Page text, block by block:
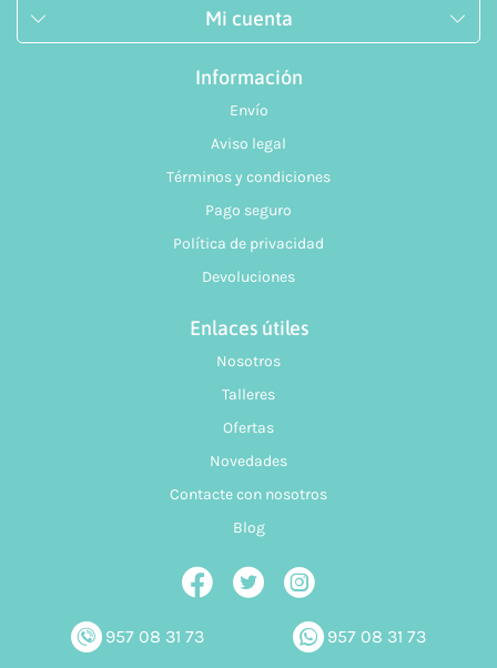
guiaremos para que puedas elegir la que mejor se adapte
En nuestra sección de agujas también podrás disponer de
juego de agujas para tejer
, que te permitirá tener a tu
alcance una gran variedad de agujas en sus diferentes
formatos, para que se adapte plenamente a tus
necesidades a la hora de confeccionar cualquiera de tus
juego de agujas para tejeres ideal para ti si quieres
disponer de una gran variedad de tamaños y formatos de
agujas a la hora de tejer. Esto permitirá fomentar tu
creatividad y poder aportar plenamente tu estilo, ya que te
ofrece la posibilidad de adaptar cada una de tus prendas
al accesorio que tú mismo veas conveniente en ese
Dentro de este juego de agujas para tejer
Mi cuenta
Información
Envío
Aviso legal
Términos y condiciones
Pago seguro
Política de privacidad
Devoluciones
Enlaces útiles
Nosotros
Talleres
Ofertas
Novedades
Contacte con nosotros
Blog
957 08 31 73 957 08 31 73